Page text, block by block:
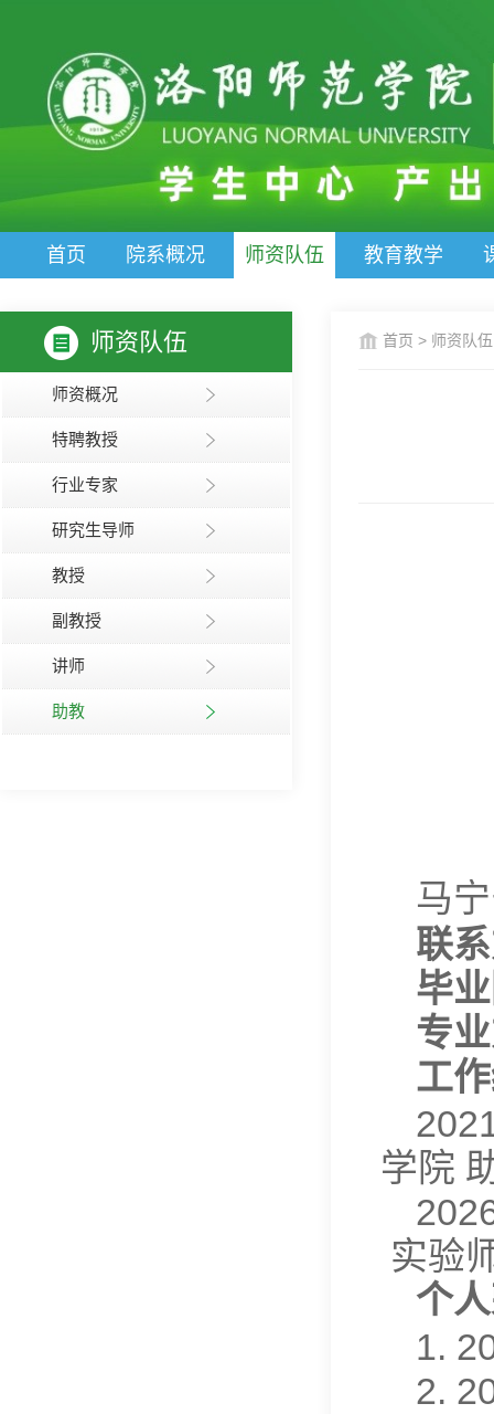
首页 院系概况 师资队伍 教育教学
师资队伍
师资概况
特聘教授
行业专家
研究生导师
教授
副教授
讲师
助教
首页 > 师资队伍
马
联
毕
专
工
学院
实验
个
1.
2.